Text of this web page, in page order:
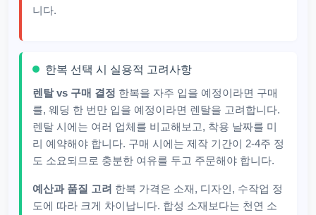
니다.
한복 선택 시 실용적 고려사항
렌탈 vs 구매 결정 한복을 자주 입을 예정이라면 구매
를, 웨딩 한 번만 입을 예정이라면 렌탈을 고려합니다.
렌탈 시에는 여러 업체를 비교해보고, 착용 날짜를 미
리 예약해야 합니다. 구매 시에는 제작 기간이 2-4주 정
도 소요되므로 충분한 여유를 두고 주문해야 합니다.
예산과 품질 고려 한복 가격은 소재, 디자인, 수작업 정
도에 따라 크게 차이납니다. 합성 소재보다는 천연 소